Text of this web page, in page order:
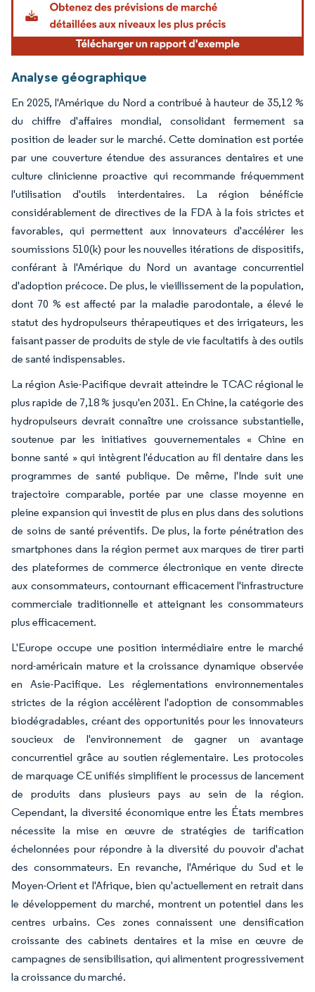
Analyse géographique
En 2025, l'Amérique du Nord a contribué à hauteur de 35,12 %
du chiffre d'affaires mondial, consolidant fermement sa
position de leader sur le marché. Cette domination est portée
par une couverture étendue des assurances dentaires et une
culture clinicienne proactive qui recommande fréquemment
l'utilisation d'outils interdentaires. La région bénéficie
considérablement de directives de la FDA à la fois strictes et
favorables, qui permettent aux innovateurs d'accélérer les
soumissions 510(k) pour les nouvelles itérations de dispositifs,
conférant à l'Amérique du Nord un avantage concurrentiel
d'adoption précoce. De plus, le vieillissement de la population,
dont 70 % est affecté par la maladie parodontale, a élevé le
statut des hydropulseurs thérapeutiques et des irrigateurs, les
faisant passer de produits de style de vie facultatifs à des outils
de santé indispensables.
La région Asie-Pacifique devrait atteindre le TCAC régional le
plus rapide de 7,18 % jusqu'en 2031. En Chine, la catégorie des
hydropulseurs devrait connaître une croissance substantielle,
soutenue par les initiatives gouvernementales « Chine en
bonne santé » qui intègrent l'éducation au fil dentaire dans les
programmes de santé publique. De même, l'Inde suit une
trajectoire comparable, portée par une classe moyenne en
pleine expansion qui investit de plus en plus dans des solutions
de soins de santé préventifs. De plus, la forte pénétration des
smartphones dans la région permet aux marques de tirer parti
des plateformes de commerce électronique en vente directe
aux consommateurs, contournant efficacement l'infrastructure
commerciale traditionnelle et atteignant les consommateurs
plus efficacement.
L'Europe occupe une position intermédiaire entre le marché
nord-américain mature et la croissance dynamique observée
en Asie-Pacifique. Les réglementations environnementales
strictes de la région accélèrent l'adoption de consommables
biodégradables, créant des opportunités pour les innovateurs
soucieux de l'environnement de gagner un avantage
concurrentiel grâce au soutien réglementaire. Les protocoles
de marquage CE unifiés simplifient le processus de lancement
de produits dans plusieurs pays au sein de la région.
Cependant, la diversité économique entre les États membres
nécessite la mise en œuvre de stratégies de tarification
échelonnées pour répondre à la diversité du pouvoir d'achat
des consommateurs. En revanche, l'Amérique du Sud et le
Moyen-Orient et l'Afrique, bien qu'actuellement en retrait dans
le développement du marché, montrent un potentiel dans les
centres urbains. Ces zones connaissent une densification
croissante des cabinets dentaires et la mise en œuvre de
campagnes de sensibilisation, qui alimentent progressivement
la croissance du marché.